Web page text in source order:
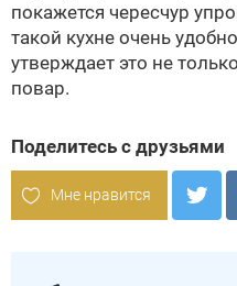
покажется чересчур
такой кухне очень
утверждает это не
повар.
Поделитесь с друзьями
Мне нравится